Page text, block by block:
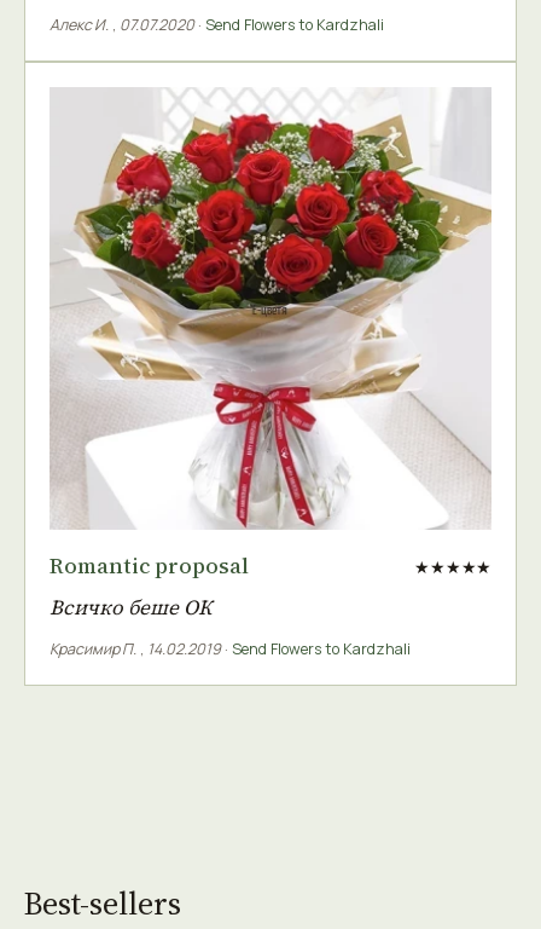
Алекс И. , 07.07.2020· Send Flowers to Kardzhali
Romantic proposal ★★★★★
Всичко беше ОК
Красимир П. , 14.02.2019· Send Flowers to Kardzhali
Best-sellers